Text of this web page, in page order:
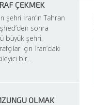
ÇEKMEK
şehri İran’ın Tahran
sonra
büyük şehri.
için İran’daki
bir…
OLMAK